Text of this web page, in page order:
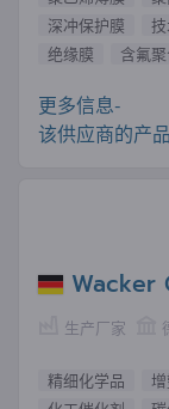
深冲保护膜
绝缘膜
含氟
更多信息-
该供应商的产品
Wacker
生产厂家
精细化学品